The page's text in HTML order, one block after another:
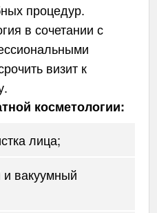
процедур.
в сочетании с
визит к
косметологии:
лица;
вакуумный